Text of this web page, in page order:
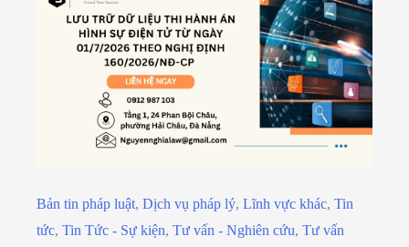
Bản tin pháp luật, Dịch vụ pháp lý, Lĩnh vực khác, Tin
tức, Tin Tức - Sự kiện, Tư vấn - Nghiên cứu, Tư vấn